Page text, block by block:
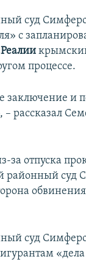
суд
с
процессе.
заключение и
– рассказал
за отпуска
районный суд
суд